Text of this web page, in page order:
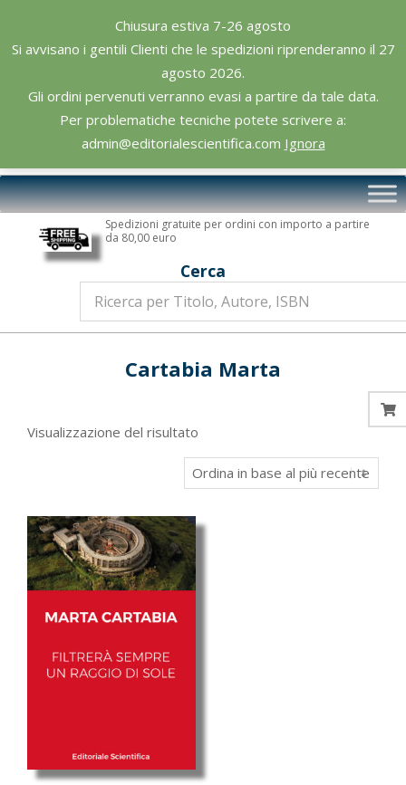
Chiusura estiva 7-26 agosto
Si avvisano i gentili Clienti che le spedizioni riprenderanno il 27
agosto 2026.
Gli ordini pervenuti verranno evasi a partire da tale data.
Per problematiche tecniche potete scrivere a:
admin@editorialescientifica.com Ignora
content
Editoriale
Scientifica
Primary
Navigation
Spedizioni gratuite per ordini con importo a partire
da 80,00 euro
Cerca
Cartabia Marta
Visualizzazione del risultato